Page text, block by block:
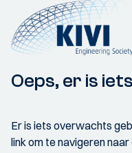
Oeps, er is
Er is iets overwachts
link om te navigeren